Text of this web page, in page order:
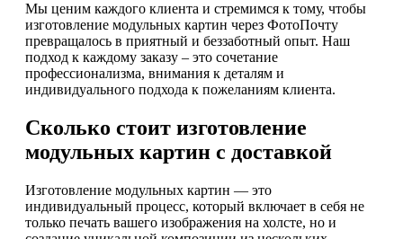
Мы ценим каждого клиента и стремимся к тому, чтобы
изготовление модульных картин через ФотоПочту
превращалось в приятный и беззаботный опыт. Наш
подход к каждому заказу – это сочетание
профессионализма, внимания к деталям и
индивидуального подхода к пожеланиям клиента.
Сколько стоит изготовление
модульных картин с доставкой
Изготовление модульных картин — это
индивидуальный процесс, который включает в себя не
только печать вашего изображения на холсте, но и